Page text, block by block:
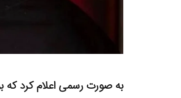
به صورت رسمی اعلام کرد که